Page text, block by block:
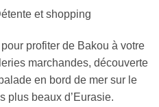
et shopping
profiter de Bakou à votre
marchandes, découverte
en bord de mer sur le
plus beaux d’Eurasie.